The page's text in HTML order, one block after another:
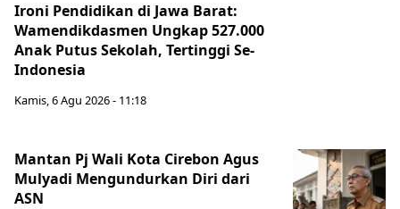
Ironi Pendidikan di Jawa Barat:
Wamendikdasmen Ungkap 527.000
Anak Putus Sekolah, Tertinggi Se-
Indonesia
Kamis, 6 Agu 2026 - 11:18
Mantan Pj Wali Kota Cirebon Agus
Mulyadi Mengundurkan Diri dari
ASN